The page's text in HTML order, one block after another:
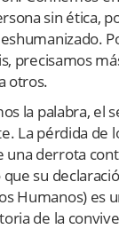
sin ética,
precisamos
otros.
la palabra, el
La pérdida de
una derrota
su
Humanos) es
de la